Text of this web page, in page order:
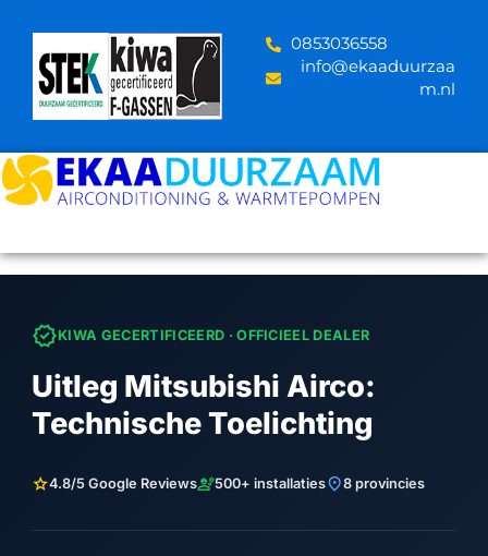
content
‪0853036558
info@ekaaduurzaa
m.nl
verifiedKIWA GECERTIFICEERD · OFFICIEEL DEALER
Uitleg Mitsubishi Airco:
Technische Toelichting
star4.8/5 Google Reviewsengineering500+ installatieslocation_on8 provincies